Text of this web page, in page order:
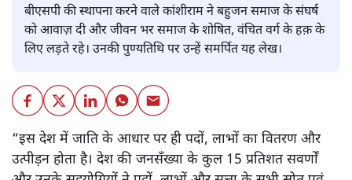
बीएसपी की स्थापना करने वाले कांशीराम ने बहुजन समाज के संघर्ष
को आवाज़ दी और जीवन भर समाज के शोषित, वंचित वर्ग के हक़ के
लिए लड़ते रहे। उनकी पुण्यतिथि पर उन्हें समर्पित यह लेख।
“इस देश में जाति के आधार पर ही पदों, लाभों का वितरण और
उत्पीड़न होता है। देश की जनसँख्या के कुल 15 प्रतिशत सवर्णों